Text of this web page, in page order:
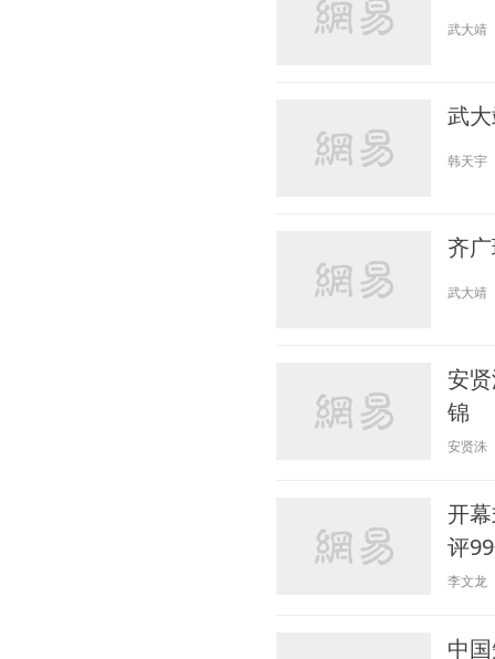
武大靖
武
韩天宇
齐
武大靖
安
锦
安贤洙
开
评
李文龙
中